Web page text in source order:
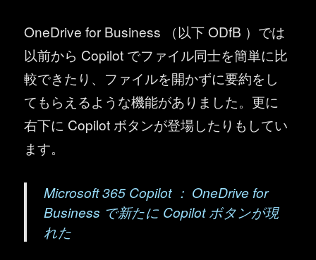
OneDrive for Business （以下 ODfB ）では
以前から Copilot でファイル同士を簡単に比
較できたり、ファイルを開かずに要約をし
てもらえるような機能がありました。更に
右下に Copilot ボタンが登場したりもしてい
ます。
Microsoft 365 Copilot ： OneDrive for
Business で新たに Copilot ボタンが現
れた